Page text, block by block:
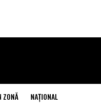
NAŢIONAL